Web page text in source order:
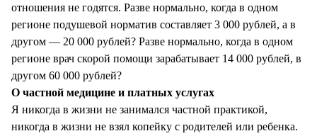
отношения не годятся. Разве нормально, когда в одном
регионе подушевой норматив составляет 3 000 рублей, а в
другом — 20 000 рублей? Разве нормально, когда в одном
регионе врач скорой помощи зарабатывает 14 000 рублей, в
другом 60 000 рублей?
О частной медицине и платных услугах
Я никогда в жизни не занимался частной практикой,
никогда в жизни не взял копейку с родителей или ребенка.